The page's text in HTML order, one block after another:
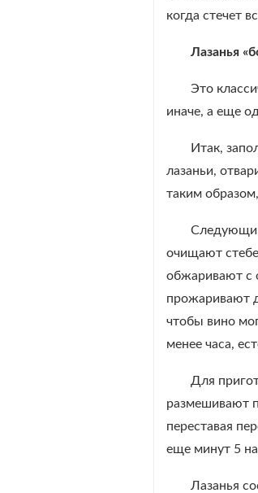
когда стечет
Лазанья
Это
иначе, а еще
Итак,
лазаньи,
таким
очищают
обжаривают с
прожаривают
чтобы вино
менее часа,
Для
размешивают
переставая
еще минут 5
Лазанья